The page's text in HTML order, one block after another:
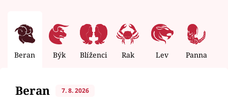
Beran Býk Blíženci Rak Lev Panna
Beran 7. 8. 2026